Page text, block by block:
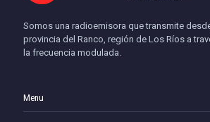
Somos una radioemisora que transmite
provincia del Ranco, región de Los Ríos a
la frecuencia modulada.
Menu